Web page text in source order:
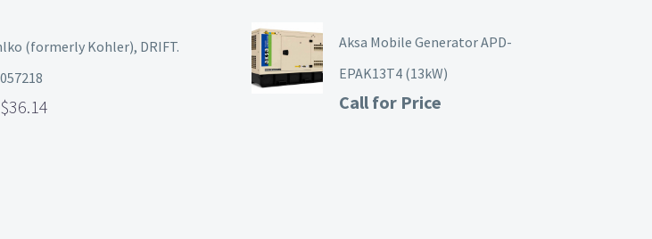
(formerly Kohler), DRIFT.
36.14
Aksa Mobile Generator APD-
EPAK13T4 (13kW)
Call for Price